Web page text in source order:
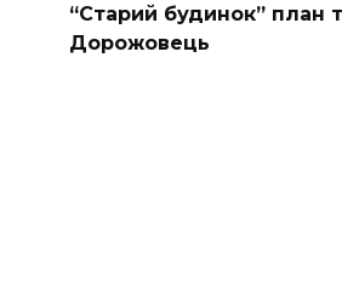
“Старий будинок” план
Дорожовець